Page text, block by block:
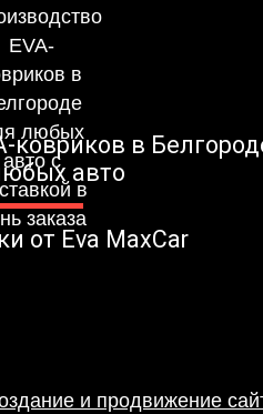
ковриков в
авто
от Eva MaxCar
и продвижение